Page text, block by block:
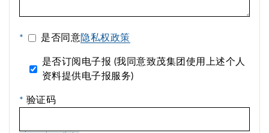
* 是否同意隐私权政策
是否订阅电子报 (我同意致茂集团使用上述个人
资料提供电子报服务)
* 验证码